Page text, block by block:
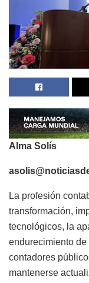
Alma Solís
La profesión
transformación,
tecnológicos, la
endurecimiento
contadores
mantenerse